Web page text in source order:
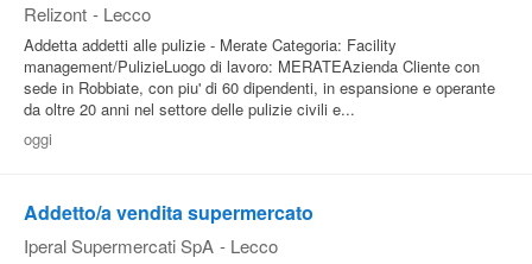
Relizont - Lecco
Addetta addetti alle pulizie - Merate Categoria: Facility
management/PulizieLuogo di lavoro: MERATEAzienda Cliente con
sede in Robbiate, con piu' di 60 dipendenti, in espansione e operante
da oltre 20 anni nel settore delle pulizie civili e...
oggi
Addetto/a vendita supermercato
Iperal Supermercati SpA - Lecco